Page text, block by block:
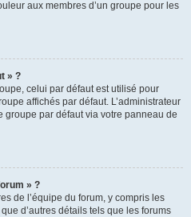
aux membres d’un groupe pour les
» ?
celui par défaut est utilisé pour
affichés par défaut. L’administrateur
groupe par défaut via votre panneau de
» ?
de l’équipe du forum, y compris les
d’autres détails tels que les forums